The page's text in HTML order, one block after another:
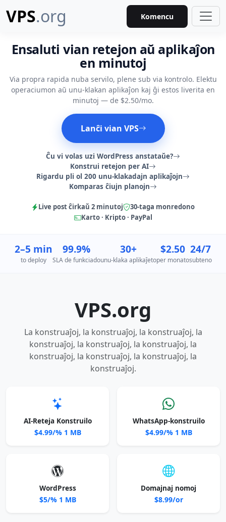
VPS.org Komencu
Ensaluti vian retejon aŭ aplikaĵon
en minutoj
Via propra rapida nuba servilo, plene sub via kontrolo. Elektu
operaciumon aŭ unu-klakan aplikaĵon kaj ĝi estos liverita en
minutoj — de $2.50/mo.
Lanĉi vian VPS
Ĉu vi volas uzi WordPress anstataŭe?
Konstrui retejon per AI
Rigardu pli ol 200 unu-klakadajn aplikaĵojn
Komparas ĉiujn planojn
Live post ĉirkaŭ 2 minutoj
30-taga monredono
Karto · Kripto · PayPal
2–5 min
to deploy
99.9%
SLA de funkciado
30+
unu-klaka aplikaĵeto
$2.50
per monato
24/7
subteno
VPS.org
La konstruaĵoj, la konstruaĵoj, la konstruaĵoj, la
konstruaĵoj, la konstruaĵoj, la konstruaĵoj, la
konstruaĵoj, la konstruaĵoj, la konstruaĵoj, la
konstruaĵoj.
AI-Reteja Konstruilo
$4.99/% 1 MB
WhatsApp-konstruilo
$4.99/% 1 MB
WordPress
$5/% 1 MB
Domajnaj nomoj
$8.99/or